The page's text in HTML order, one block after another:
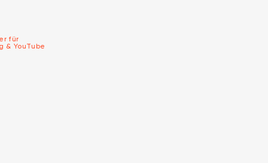
für
& YouTube